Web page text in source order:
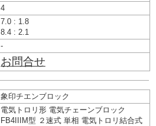
4
7.0 : 1.8
8.4 : 2.1
-
お問合せ
象印チエンブロック
電気トロリ形 電気チェーンブロック
FB4IIIM型 ２速式 単相 電気トロリ結合式